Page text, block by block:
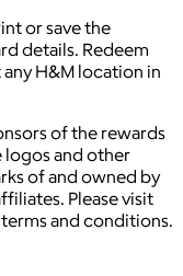
or save the
details. Redeem
H&M location in
of the rewards
and other
of and owned by
Please visit
and conditions.